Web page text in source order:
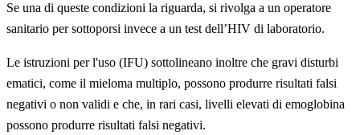
Se una di queste condizioni la riguarda, si rivolga a un operatore
sanitario per sottoporsi invece a un test dell’HIV di laboratorio.
Le istruzioni per l'uso (IFU) sottolineano inoltre che gravi disturbi
ematici, come il mieloma multiplo, possono produrre risultati falsi
negativi o non validi e che, in rari casi, livelli elevati di emoglobina
possono produrre risultati falsi negativi.